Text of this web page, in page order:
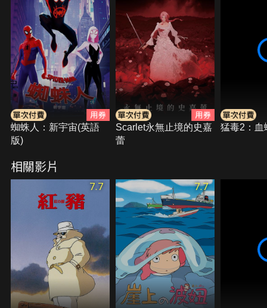
夢想的決心與毅力。 關東大地震雖然帶來了毀滅性的
破壞，卻也成為了二郎與女主角菜穗子相識的契機。
火車上相遇的兩人，日後再見，依舊難忘當年的「患
難真情」，即使有疾病與現實的阻撓，兩人依舊相知
相惜，攜手共度難關…
蜘蛛人：新宇宙(英語
版)
Scarlet永無止境的史嘉
蕾
猛毒2：血
相關影片
7.7 7.7